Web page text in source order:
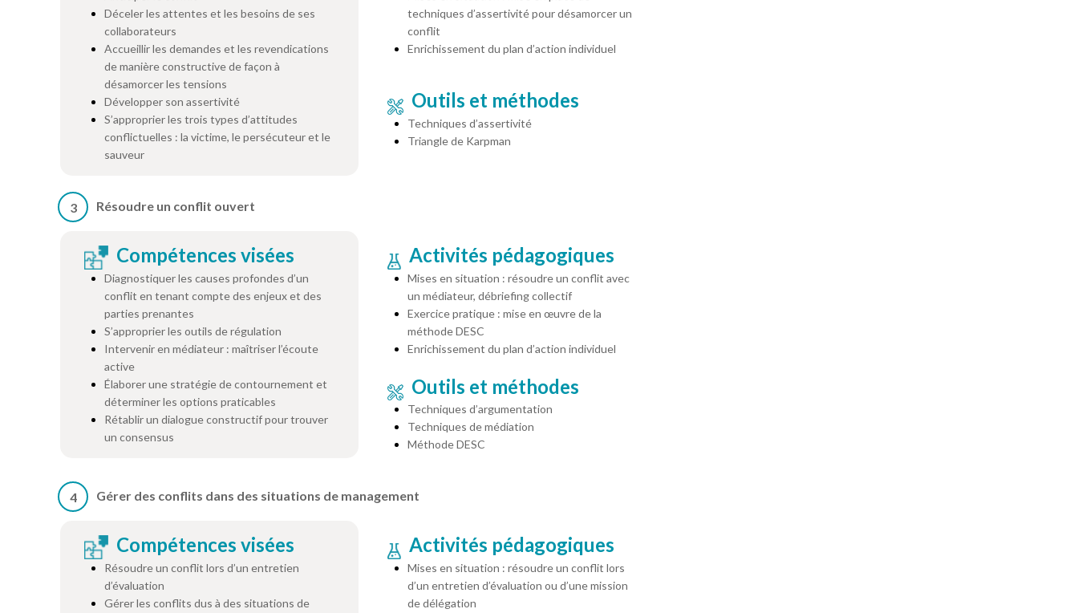
Déceler les attentes et les besoins de ses
collaborateurs
Accueillir les demandes et les revendications
de manière constructive de façon à
désamorcer les tensions
Développer son assertivité
S’approprier les trois types d’attitudes
conflictuelles : la victime, le persécuteur et le
sauveur
techniques d’assertivité pour désamorcer un
conflit
Enrichissement du plan d’action individuel
Outils et méthodes
Techniques d’assertivité
Triangle de Karpman
3 Résoudre un conflit ouvert
Compétences visées
Diagnostiquer les causes profondes d’un
conflit en tenant compte des enjeux et des
parties prenantes
S’approprier les outils de régulation
Intervenir en médiateur : maîtriser l’écoute
active
Élaborer une stratégie de contournement et
déterminer les options praticables
Rétablir un dialogue constructif pour trouver
un consensus
Activités pédagogiques
Mises en situation : résoudre un conflit avec
un médiateur, débriefing collectif
Exercice pratique : mise en œuvre de la
méthode DESC
Enrichissement du plan d’action individuel
Outils et méthodes
Techniques d’argumentation
Techniques de médiation
Méthode DESC
4 Gérer des conflits dans des situations de management
Compétences visées
Résoudre un conflit lors d’un entretien
d’évaluation
Gérer les conflits dus à des situations de
Activités pédagogiques
Mises en situation : résoudre un conflit lors
d’un entretien d’évaluation ou d’une mission
de délégation